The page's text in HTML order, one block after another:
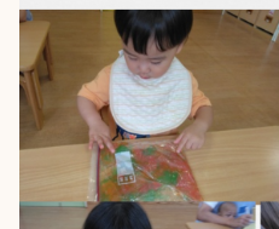
会社概要
投資家情報